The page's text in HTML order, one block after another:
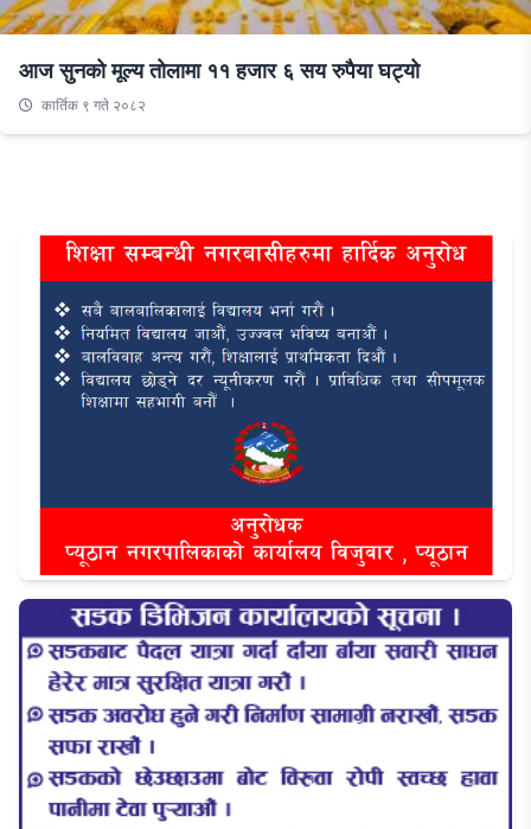
आज सुनको मूल्य तोलामा ११ हजार ६ सय रुपैया घट्यो
कार्तिक ९ गते २०८२